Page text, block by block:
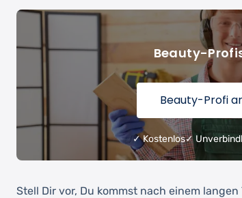
Beauty-
Beauty-Profi
✓ Kostenlos✓
Stell Dir vor, Du kommst nach einem